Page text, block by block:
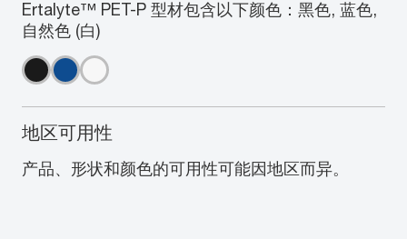
Ertalyte™ PET-P 型材包含以下颜色：黑色, 蓝色,
自然色 (白)
地区可用性
产品、形状和颜色的可用性可能因地区而异。